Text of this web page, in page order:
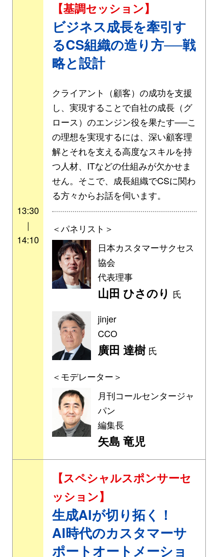
13:30
｜
14:10
【基調セッション】
ビジネス成長を牽引す
るCS組織の造り方──戦
略と設計
クライアント（顧客）の成功を支援
し、実現することで自社の成長（グ
ロース）のエンジン役を果たす──こ
の理想を実現するには、深い顧客理
解とそれを支える高度なスキルを持
つ人材、ITなどの仕組みが欠かせま
せん。そこで、成長組織でCSに関わ
る方々からお話を伺います。
＜パネリスト＞
日本カスタマーサクセス
協会
代表理事
山田 ひさのり 氏
jinjer
CCO
廣田 達樹 氏
＜モデレーター＞
月刊コールセンタージャ
パン
編集長
矢島 竜児
【スペシャルスポンサーセ
ッション】
生成AIが切り拓く！
AI時代のカスタマーサ
ポートオートメーショ